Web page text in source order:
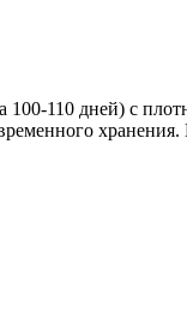
100-110 дней) с